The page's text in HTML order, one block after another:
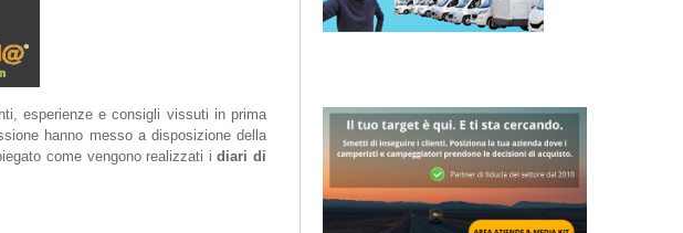
esperienze e consigli vissuti in prima
hanno messo a disposizione della
come vengono realizzati idiari di